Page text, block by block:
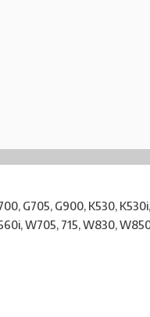
G705, G900, K530,
W705, 715, W830,